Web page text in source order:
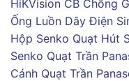
HiKVision CB Chống
Ống Luồn Dây Điện
Hộp Senko Quạt Hút
Senko Quạt Trần
Cánh Quạt Trần